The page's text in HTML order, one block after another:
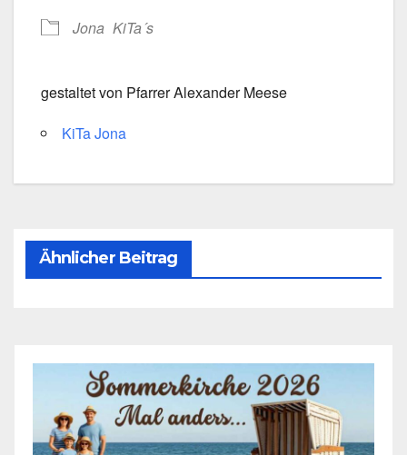
Jona KiTa´s
gestal­tet von Pfar­rer Alex­an­der Mee­se
KiTa Jona
Ähnlicher Beitrag